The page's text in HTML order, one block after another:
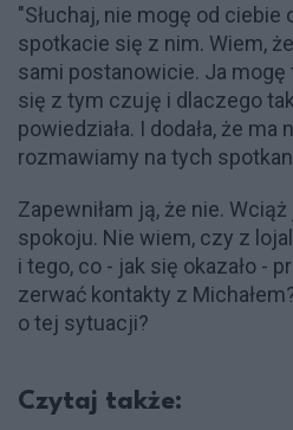
"Słuchaj, nie mogę od ciebie
spotkacie się z nim. Wiem,
sami postanowicie. Ja
się z tym czuję i dlaczego
powiedziała. I dodała, że ma
rozmawiamy na tych
Zapewniłam ją, że nie.
spokoju. Nie wiem, czy z
i tego, co - jak się okazało -
zerwać kontakty z
o tej sytuacji?
Czytaj także: